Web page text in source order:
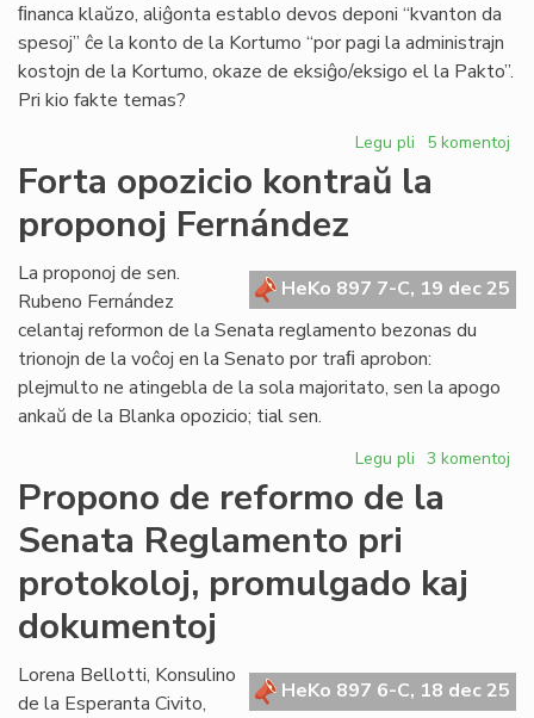
ﬁnanca klaŭzo, aliĝonta establo devos deponi “kvanton da
spesoj” ĉe la konto de la Kortumo “por pagi la administrajn
kostojn de la Kortumo, okaze de eksiĝo/eksigo el la Pakto”.
Pri kio fakte temas?
Legu pli pri
estonta
fortikaĵo?
5 komentoj
Forta opozicio kontraŭ la
proponoj Fernández
HeKo 897 7-C, 19 dec 25
La proponoj de sen.
Rubeno Fernández
celantaj reformon de la Senata reglamento bezonas du
trionojn de la voĉoj en la Senato por traﬁ aprobon:
plejmulto ne atingebla de la sola majoritato, sen la apogo
ankaŭ de la Blanka opozicio; tial sen.
Legu pli pri
Forta
opozicio
proponoj
Fernández
3 komentoj
Propono de reformo de la
Senata Reglamento pri
protokoloj, promulgado kaj
dokumentoj
HeKo 897 6-C, 18 dec 25
Lorena Bellotti, Konsulino
de la Esperanta Civito,